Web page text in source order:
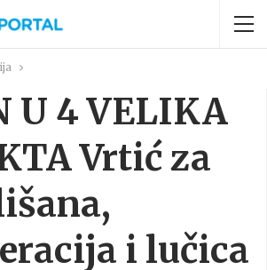
U 4 VELIKA
Vrtić za
i lučica